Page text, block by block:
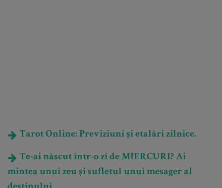
Tarot Online: Previziuni și etalări zilnice.
Te-ai născut într-o zi de MIERCURI? Ai
mintea unui zeu și sufletul unui mesager al